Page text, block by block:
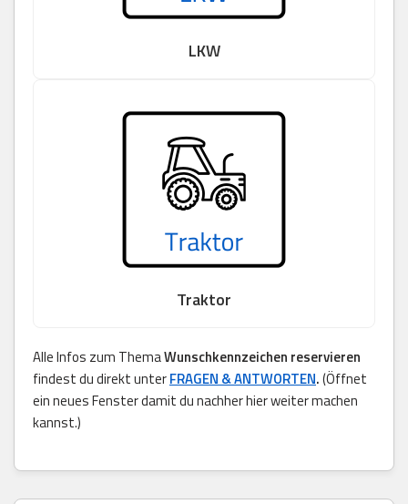
LKW
Traktor
Alle Infos zum ThemaWunschkennzeichen reservieren
findest du direkt unterFRAGEN & ANTWORTEN.(Öffnet
ein neues Fenster damit du nachher hier weiter machen
kannst.)